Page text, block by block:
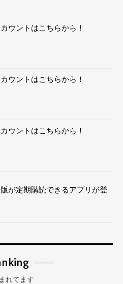
ウントはこちらから！
ウントはこちらから！
ウントはこちらから！
が定期購読できるアプリが登
れてます